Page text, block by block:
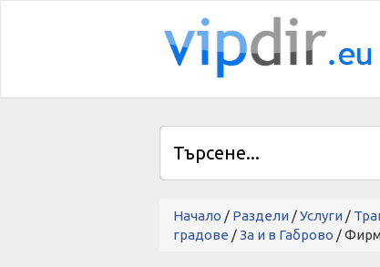
Начало / Раздели /Услуги /
градове /За и в Габрово /